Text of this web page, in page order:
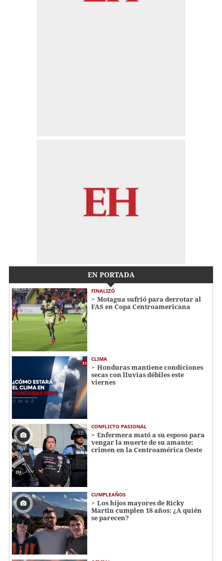
EN PORTADA
FINALIZÓ
Motagua sufrió para derrotar al
FAS en Copa Centroamericana
CLIMA
Honduras mantiene condiciones
secas con lluvias débiles este
viernes
CONFLICTO PASIONAL
Enfermera mató a su esposo para
vengar la muerte de su amante:
crimen en la Centroamérica Oeste
CUMPLEAÑOS
Los hijos mayores de Ricky
Martin cumplen 18 años: ¿A quién
se parecen?